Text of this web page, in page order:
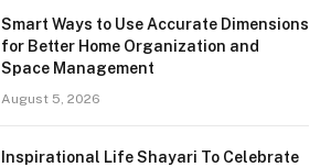
Smart Ways to Use Accurate Dimensions
for Better Home Organization and
Space Management
August 5, 2026
Inspirational Life Shayari To Celebrate